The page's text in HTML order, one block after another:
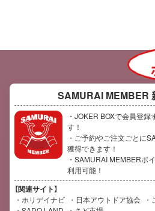
SAMURAI MEMBER
・JOKER BOXで会員登
す！
・ご予約やご注文ごとに
獲得できます！
・SAMURAI MEMBERポ
利用可能！
【関連サイト】
ホリデイナビ 日本アウトドア協会